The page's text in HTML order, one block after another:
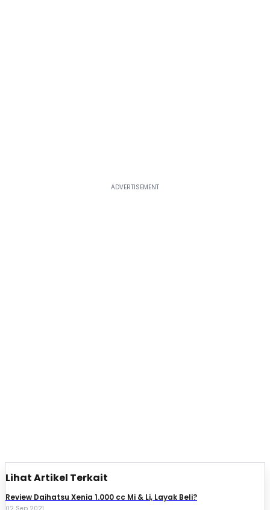
Lihat Artikel Terkait
Review Daihatsu Xenia 1.000 cc Mi & Li, Layak Beli?